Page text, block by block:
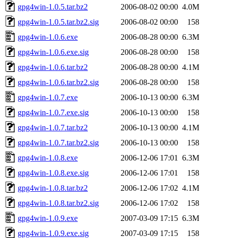
gpg4win-1.0.5.tar.bz2 2006-08-02 00:00 4.0M
gpg4win-1.0.5.tar.bz2.sig
2006-08-02 00:00
158
gpg4win-1.0.6.exe
2006-08-28 00:00 6.3M
gpg4win-1.0.6.exe.sig
2006-08-28 00:00
158
gpg4win-1.0.6.tar.bz2
2006-08-28 00:00 4.1M
gpg4win-1.0.6.tar.bz2.sig
2006-08-28 00:00
158
gpg4win-1.0.7.exe
2006-10-13 00:00 6.3M
gpg4win-1.0.7.exe.sig
2006-10-13 00:00
158
gpg4win-1.0.7.tar.bz2
2006-10-13 00:00 4.1M
gpg4win-1.0.7.tar.bz2.sig
2006-10-13 00:00
158
gpg4win-1.0.8.exe
2006-12-06 17:01
6.3M
gpg4win-1.0.8.exe.sig
2006-12-06 17:01
158
gpg4win-1.0.8.tar.bz2
2006-12-06 17:02 4.1M
gpg4win-1.0.8.tar.bz2.sig
2006-12-06 17:02
158
gpg4win-1.0.9.exe
2007-03-09 17:15 6.3M
gpg4win-1.0.9.exe.sig
2007-03-09 17:15
158